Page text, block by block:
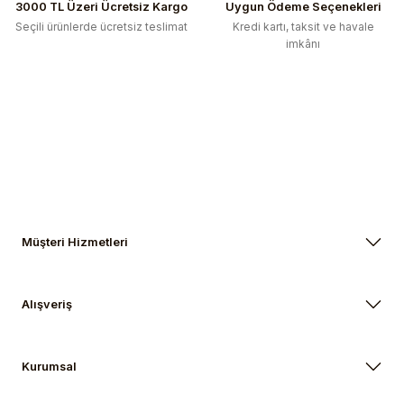
3000 TL Üzeri Ücretsiz Kargo
Seçili ürünlerde ücretsiz teslimat
Uygun Ödeme Seçenekleri
Kredi kartı, taksit ve havale
imkânı
Müşteri Hizmetleri
Alışveriş
Kurumsal